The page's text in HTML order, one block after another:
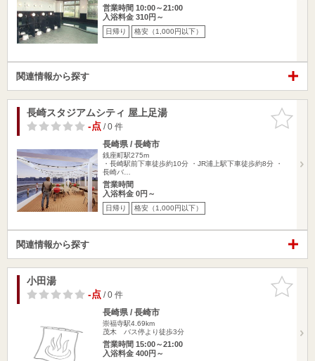
営業時間 10:00～21:00
入浴料金 310円～
日帰り 格安（1,000円以下）
関連情報から探す
お気に入
りに追加
長崎スタジアムシティ 屋上足湯
-点/ 0 件
長崎県 / 長崎市
銭座町駅275m
・長崎駅前下車徒歩約10分 ・JR浦上駅下車徒歩約8分 ・
長崎バ…
営業時間
入浴料金 0円～
日帰り 格安（1,000円以下）
関連情報から探す
お気に入
りに追加
小田湯
-点/ 0 件
長崎県 / 長崎市
崇福寺駅4.69km
茂木 バス停より徒歩3分
営業時間 15:00～21:00
入浴料金 400円～